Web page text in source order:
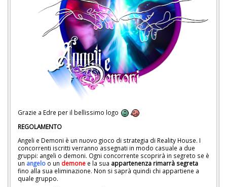
Grazie a Edre per il bellissimo logo
REGOLAMENTO
Angeli e Demoni è un nuovo gioco di strategia di Reality House. I
concorrenti iscritti verranno assegnati in modo casuale a due
gruppi: angeli o demoni. Ogni concorrente scoprirà in segreto se è
un angelo o un demone e la sua appartenenza rimarrà segreta
fino alla sua eliminazione. Non si saprà quindi chi appartiene a
quale gruppo.